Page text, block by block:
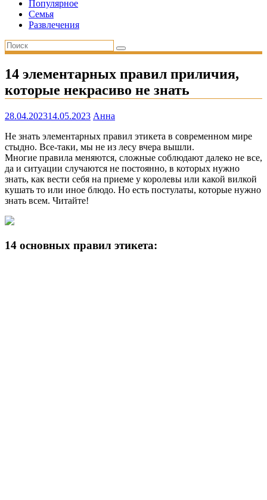
Популярное
Семья
Развлечения
14 элементарных правил приличия,
которые некрасиво не знать
28.04.202314.05.2023 Анна
Не знать элементарных правил этикета в современном мире
стыдно. Все-таки, мы не из лесу вчера вышли.
Многие правила меняются, сложные соблюдают далеко не все,
да и ситуации случаются не постоянно, в которых нужно
знать, как вести себя на приеме у королевы или какой вилкой
кушать то или иное блюдо. Но есть постулаты, которые нужно
знать всем. Читайте!
14 основных правил этикета: